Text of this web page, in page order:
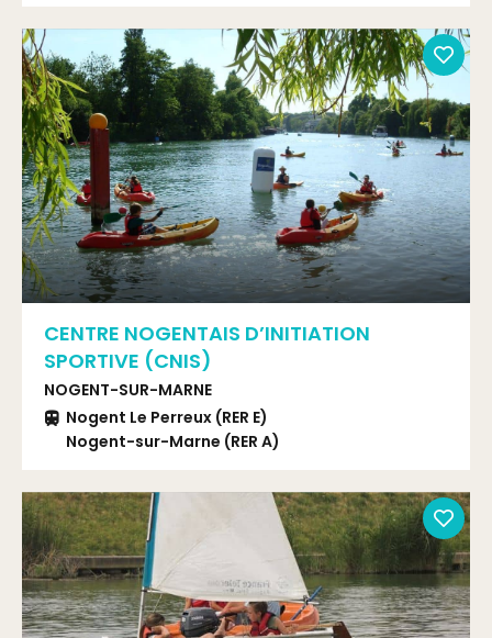
CENTRE NOGENTAIS D’INITIATION
SPORTIVE (CNIS)
NOGENT-SUR-MARNE
Nogent Le Perreux (RER E)
Nogent-sur-Marne (RER A)